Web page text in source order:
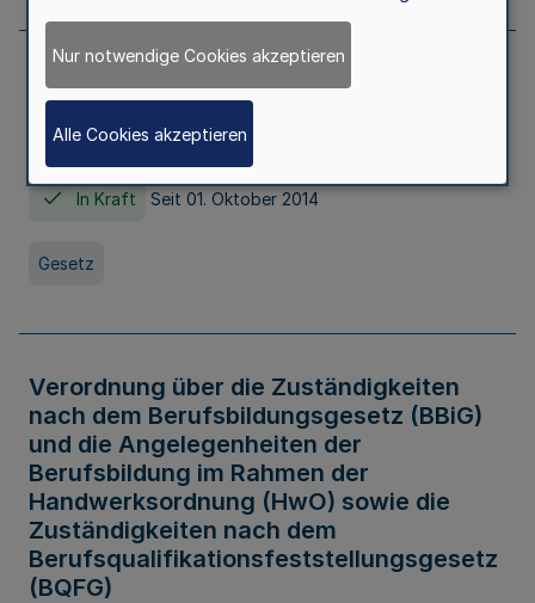
Gesetz über die Hochschulen des Landes
Nordrhein-Westfalen (Hochschulgesetz -
HG)
In Kraft Seit 01. Oktober 2014
Gesetz
Verordnung über die Zuständigkeiten
nach dem Berufsbildungsgesetz (BBiG)
und die Angelegenheiten der
Berufsbildung im Rahmen der
Handwerksordnung (HwO) sowie die
Zuständigkeiten nach dem
Berufsqualifikationsfeststellungsgesetz
(BQFG)
Nur notwendige Cookies akzeptieren
Alle Cookies akzeptieren